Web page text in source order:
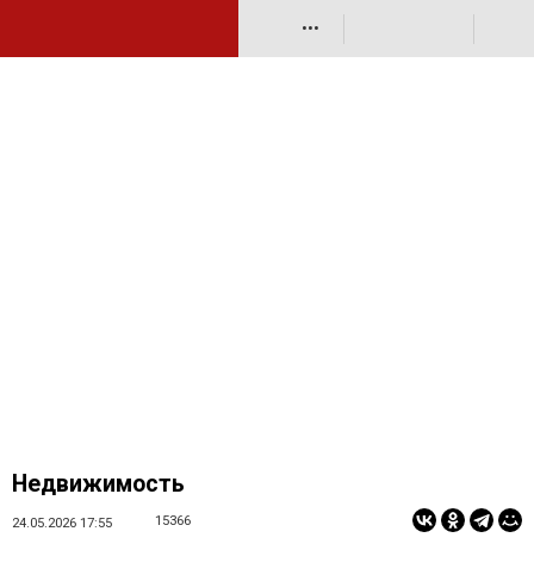
•••
Недвижимость
24.05.2026 17:55 15366